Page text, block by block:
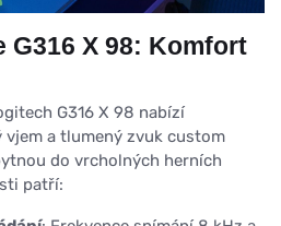
G316 X 98: Komfort
G316 X 98 nabízí
a tlumený zvuk custom
do vrcholných herních
patří: